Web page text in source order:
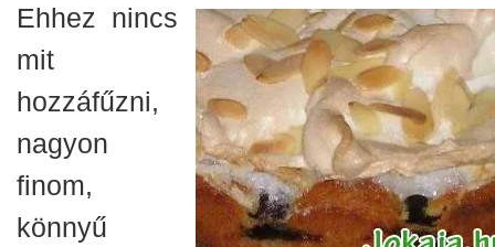
Ehhez nincs
mit
hozzáfűzni,
nagyon
finom,
könnyű